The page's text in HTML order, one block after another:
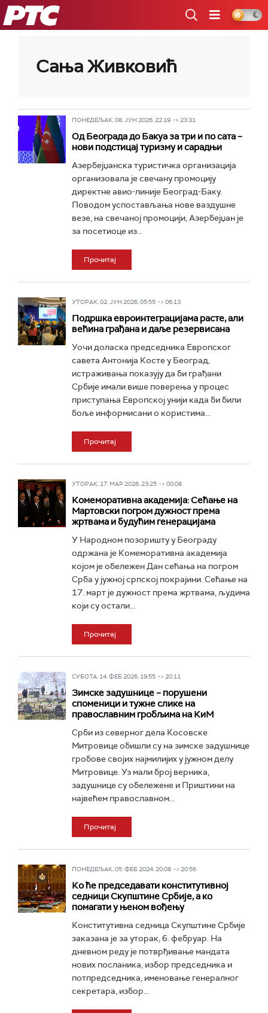
РТС
Сања Живковић
ПОНЕДЕЉАК, 08. ЈУН 2026, 22:19 -> 23:31
Од Београда до Бакуа за три и по сата –
нови подстицај туризму и сарадњи
Азербејџанска туристичка организација
организовала је свечану промоцију
директне авио-линије Београд-Баку.
Поводом успостављања нове ваздушне
везе, на свечаној промоцији, Азербејџан је
за посетиоце из...
Прочитај
УТОРАК, 02. ЈУН 2026, 05:55 -> 06:13
Подршка евроинтеграцијама расте, али
већина грађана и даље резервисана
Уочи доласка председника Европског
савета Антонија Косте у Београд,
истраживања показују да би грађани
Србије имали више поверења у процес
приступања Европској унији када би били
боље информисани о користима...
Прочитај
УТОРАК, 17. МАР 2026, 23:25 -> 00:08
Комеморативна академија: Сећање на
Мартовски погром дужност према
жртвама и будућим генерацијама
У Народном позоришту у Београду
одржана је Комеморативна академија
којом је обележен Дан сећања на погром
Срба у јужној српској покрајини. Сећање на
17. март је дужност према жртвама, људима
који су остали...
Прочитај
СУБОТА, 14. ФЕБ 2026, 19:55 -> 20:11
Зимске задушнице – порушени
споменици и тужне слике на
православним гробљима на КиМ
Срби из северног дела Косовске
Митровице обишли су на зимске задушнице
гробове својих најмилијих у јужном делу
Митровице. Уз мали број верника,
задушнице су обележене и Приштини на
највећем православном...
Прочитај
ПОНЕДЕЉАК, 05. ФЕБ 2024, 20:08 -> 20:56
Ко ће председавати конститутивној
седници Скупштине Србије, а ко
помагати у њеном вођењу
Конститутивна седница Скупштине Србије
заказана је за уторак, 6. фебруар. На
дневном реду је потврђивање мандата
нових посланика, избор председника и
потпредседника, именовање генералног
секретара, избор...